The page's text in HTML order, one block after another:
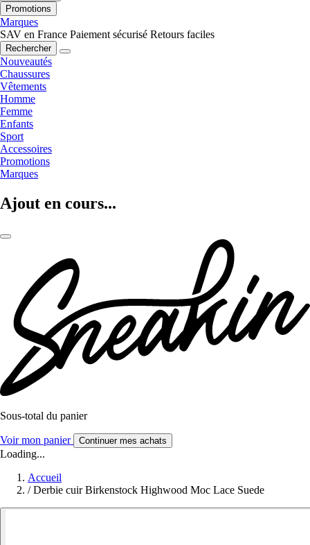
Promotions
Marques
SAV en France Paiement sécurisé Retours faciles
Rechercher
Nouveautés
Chaussures
Vêtements
Homme
Femme
Enfants
Sport
Accessoires
Promotions
Marques
Ajout en cours...
Sous-total du panier
Voir mon panier Continuer mes achats
Loading...
Accueil
/ Derbie cuir Birkenstock Highwood Moc Lace Suede